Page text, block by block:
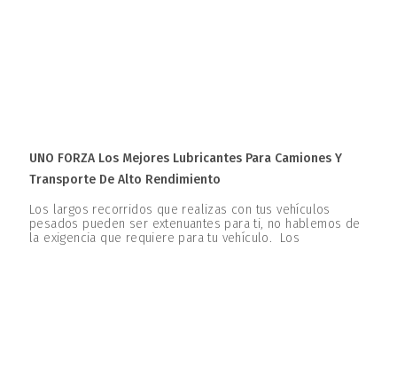
UNO FORZA Los Mejores Lubricantes Para Camiones Y
Transporte De Alto Rendimiento
Los largos recorridos que realizas con tus vehículos
pesados pueden ser extenuantes para ti, no hablemos de
la exigencia que requiere para tu vehículo. Los